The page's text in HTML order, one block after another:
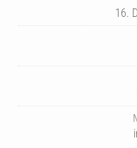
16.